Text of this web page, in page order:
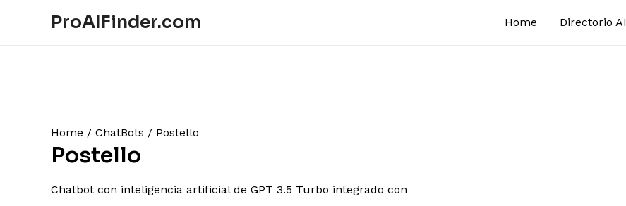
ProAIFinder.com Home Directorio AI
Home / ChatBots / Postello
Postello
Chatbot con inteligencia artificial de GPT 3.5 Turbo integrado con